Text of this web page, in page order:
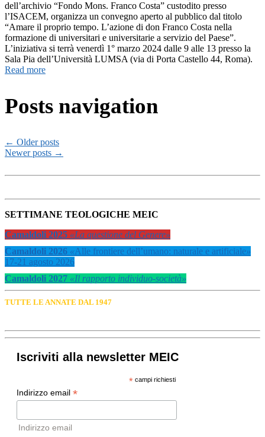
dell’archivio “Fondo Mons. Franco Costa” custodito presso
l’ISACEM, organizza un convegno aperto al pubblico dal titolo
“Amare il proprio tempo. L’azione di don Franco Costa nella
formazione di universitari e universitarie a servizio del Paese”.
L’iniziativa si terrà venerdì 1° marzo 2024 dalle 9 alle 13 presso la
Sala Pia dell’Università LUMSA (via di Porta Castello 44, Roma).
Read more
Posts navigation
← Older posts
Newer posts →
SETTIMANE TEOLOGICHE MEIC
Camaldoli 2025 «La questione del Genere»
Camaldoli 2026 «Alle frontiere dell’umano: naturale e artificiale»
17-21 agosto 2026
Camaldoli 2027 «Il rapporto individuo-società»
TUTTE LE ANNATE DAL 1947
Iscriviti alla newsletter MEIC
*campi richiesti
Indirizzo email *
Indirizzo email